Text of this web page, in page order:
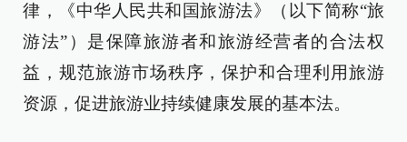
律，《中华人民共和国旅游法》（以下简称“旅
游法”）是保障旅游者和旅游经营者的合法权
益，规范旅游市场秩序，保护和合理利用旅游
资源，促进旅游业持续健康发展的基本法。